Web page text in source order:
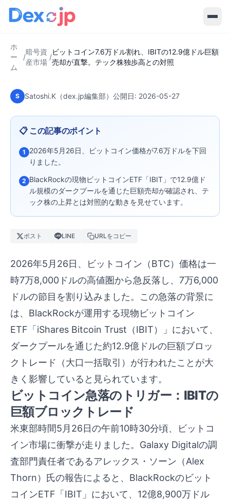
ホ
ー
ム
/
暗号資
産市場
/
ビットコイン7.6万ドル割れ、IBITの12.9億ドル巨額
売却が直撃。テック株独歩高との対照
ビットコイン7.6万ドル割れ、IBITの
株独歩高との対照
S Satoshi.K（dex.jp編集部） 公開日: 2026-05-27
📋 この記事のポイント
1 2026年5月26日、ビットコイン価格が7.6万ドルを下回
りました。
2 BlackRockの現物ビットコインETF「IBIT」で12.9億ド
ル規模のダークプールを通じた巨額売却が確認され、テ
ック株の上昇とは対照的な動きを見せています。
ポスト LINE URLをコピー
2026年5月26日、ビットコイン（BTC）価格は一
時7万8,000ドルの高値圏から急反落し、7万6,000
ドルの節目を割り込みました。この急落の背景に
は、BlackRockが運用する現物ビットコイン
ETF「iShares Bitcoin Trust（IBIT）」において、
ダークプールを通じた約12.9億ドルの巨額ブロッ
クトレード（大口一括取引）が行われたことが大
きく影響していると見られています。
ビットコイン急落のトリガー：IBITの
巨額ブロックトレード
米東部時間5月26日の午前10時30分頃、ビットコ
イン市場に衝撃が走りました。Galaxy Digitalの調
査部門責任者であるアレックス・ソーン（Alex
Thorn）氏の報告によると、BlackRockのビット
コインETF「IBIT」において、12億8,900万ドル